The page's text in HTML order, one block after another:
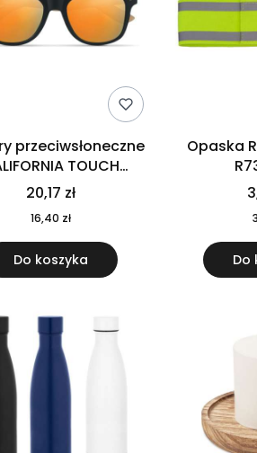
przeciwsłoneczne
TOUCH
MO9617-10
20,17 zł
16,40 zł
Do koszyka
Opaska
Do